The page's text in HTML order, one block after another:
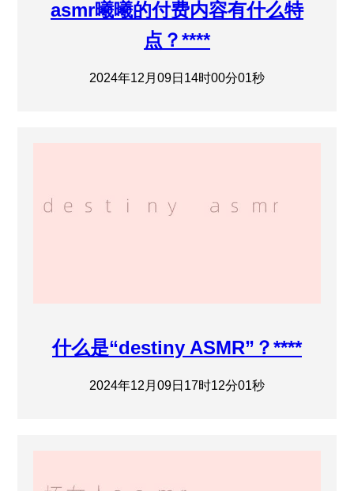
asmr曦曦的付费内容有什么特
点？****
2024年12月09日14时00分01秒
什么是“destiny ASMR”？****
2024年12月09日17时12分01秒